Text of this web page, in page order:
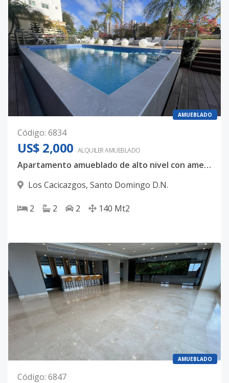
AMUEBLADO
Código: 6834
US$ 2,000 ALQUILERAMUEBLADO
Apartamento amueblado de alto nivel con amenidades exclusivas en Los Cacicazgos
Los Cacicazgos, Santo Domingo D.N.
2 2 2 140 Mt2
AMUEBLADO
Código: 6847